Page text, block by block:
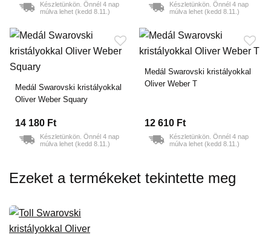
Készletünkön. Önnél 4 nap
múlva lehet (kedd 8.11.)
Készletünkön. Önnél 4 nap
múlva lehet (kedd 8.11.)
Medál Swarovski kristályokkal
Oliver Weber Squary
14 180 Ft
Készletünkön. Önnél 4 nap
múlva lehet (kedd 8.11.)
Medál Swarovski kristályokkal
Oliver Weber T
12 610 Ft
Készletünkön. Önnél 4 nap
múlva lehet (kedd 8.11.)
Ezeket a termékeket tekintette meg